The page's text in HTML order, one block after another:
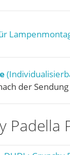
der
Padella